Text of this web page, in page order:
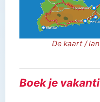
De kaart /
Boek je